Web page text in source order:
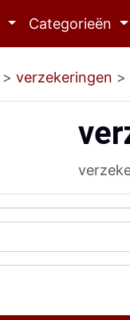
Categorieën
> verzekeringen >